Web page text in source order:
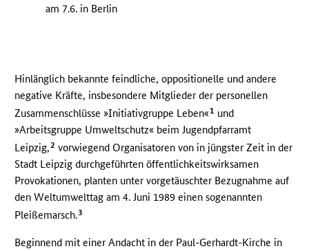
am 7.6. in Berlin
Hinlänglich bekannte feindliche, oppositionelle und andere
negative Kräfte, insbesondere Mitglieder der personellen
Zusammenschlüsse »Initiativgruppe Leben«1 und
»Arbeitsgruppe Umweltschutz« beim Jugendpfarramt
Leipzig,2 vorwiegend Organisatoren von in jüngster Zeit in der
Stadt Leipzig durchgeführten öffentlichkeitswirksamen
Provokationen, planten unter vorgetäuschter Bezugnahme auf
den Weltumwelttag am 4. Juni 1989 einen sogenannten
Pleißemarsch.3
Beginnend mit einer Andacht in der Paul-Gerhardt-Kirche in